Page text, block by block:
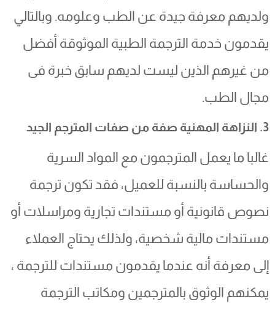
ولديهم معرفة جيدة عن الطب وعلومه. وبالتالي
يقدمون خدمة الترجمة الطبية الموثوقة أفضل
من غيرهم الذين ليست لديهم سابق خبرة فى
مجال الطب.
3. النزاهة المهنية صفة من صفات المترجم الجيد
غالبا ما يعمل المترجمون مع المواد السرية
والحساسة بالنسبة للعميل، فقد تكون ترجمة
نصوص قانونية أو مستندات تجارية ومراسلات أو
مستندات مالية شخصية، ولذلك يحتاج العملاء
إلى معرفة أنه عندما يقدمون مستندات للترجمة ،
يمكنهم الوثوق بالمترجمين ومكاتب الترجمة